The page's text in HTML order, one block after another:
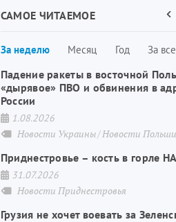
САМОЕ ЧИТАЕМОЕ
За неделю Месяц Год За
Падение ракеты в восточной
«дырявое» ПВО и обвинения в
России
1.08.2026
Новости Украины Новости Польши
Приднестровье – кость в горле
31.07.2026
Новости Приднестровья
Грузия не хочет воевать за